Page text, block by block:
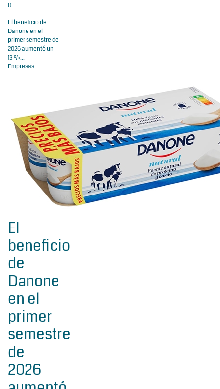
0
El beneficio de
Danone en el
primer semestre de
2026 aumentó un
13 %...
Empresas
El
beneficio
de
Danone
en el
primer
semestre
de
2026